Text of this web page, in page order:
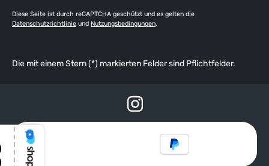
Diese Seite ist durch reCAPTCHA geschützt und es gelten die
Datenschutzrichtlinie und Nutzungsbedingungen.
Die mit einem Stern (*) markierten Felder sind Pflichtfelder.